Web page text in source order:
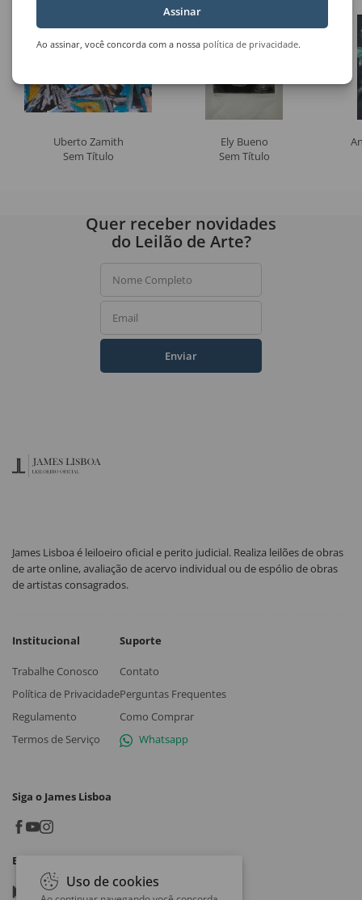
Uberto Zamith
Sem Título
Ely Bueno
Sem Título
Assinar
Ao assinar, você concorda com a nossa política de privacidade.
Quer receber novidades
do Leilão de Arte?
Nome Completo
Email
Enviar
James Lisboa é leiloeiro oficial e perito judicial. Realiza leilões de obras
de arte online, avaliação de acervo individual ou de espólio de obras
de artistas consagrados.
Institucional
Trabalhe Conosco
Política de Privacidade
Regulamento
Termos de Serviço
Suporte
Contato
Perguntas Frequentes
Como Comprar
Whatsapp
Siga o James Lisboa
Baixe o App
Google play
Uso de cookies